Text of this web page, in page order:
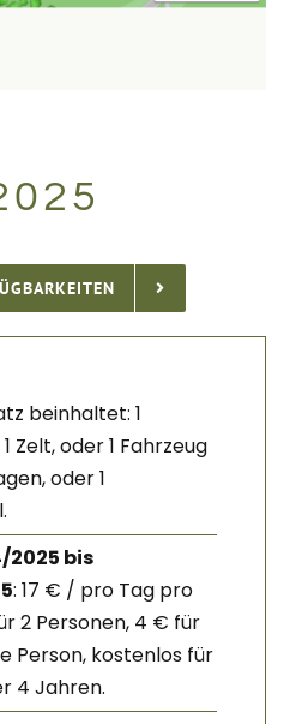
beinhaltet: 1
Zelt, oder 1 Fahrzeug
oder 1
2025 bis
: 17 € / pro Tag pro
2 Personen, 4 € für
Person, kostenlos für
4 Jahren.